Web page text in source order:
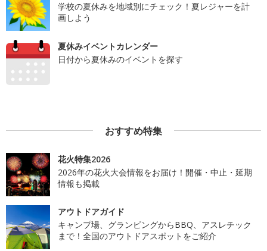
学校の夏休みを地域別にチェック！夏レジャーを計
画しよう
夏休みイベントカレンダー
日付から夏休みのイベントを探す
おすすめ特集
花火特集2026
2026年の花火大会情報をお届け！開催・中止・延期
情報も掲載
アウトドアガイド
キャンプ場、グランピングからBBQ、アスレチック
まで！全国のアウトドアスポットをご紹介